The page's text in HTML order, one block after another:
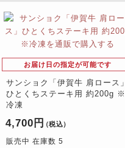
お届け日の指定が可能です
サンショク「伊賀牛 肩ロース」
ひとくちステーキ用 約200g ※
冷凍
4,700円 （税込）
販売中 在庫数 5